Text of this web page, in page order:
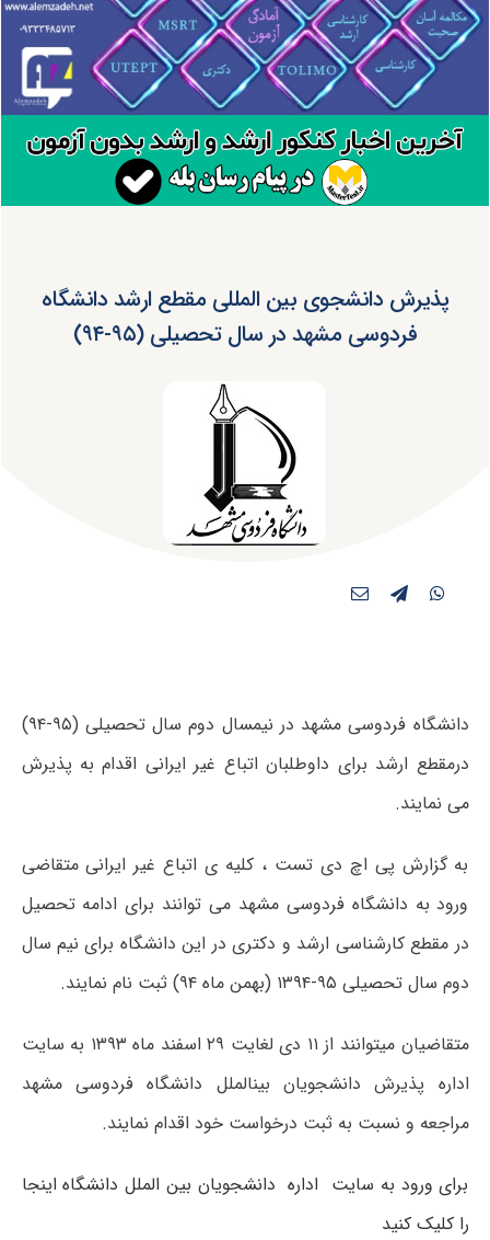
پذیرش دانشجوی بین المللی مقطع ارشد دانشگاه
فردوسی مشهد در سال تحصیلی (۹۵-۹۴)
دانشگاه فردوسی مشهد در نیمسال دوم سال تحصیلی (۹۵-۹۴)
درمقطع ارشد برای داوطلبان اتباع غیر ایرانی اقدام به پذیرش
می نمایند.
به گزارش پی اچ دی تست ، کلیه ی اتباع غیر ایرانی متقاضی
ورود به دانشگاه فردوسی مشهد می توانند برای ادامه تحصیل
در مقطع کارشناسی ارشد و دکتری در این دانشگاه برای نیم‎ سال
دوم سال تحصیلی ۹۵-۱۳۹۴ (بهمن ماه ۹۴) ثبت نام نمایند.
متقاضیان می‎توانند از ۱۱ دی لغایت ۲۹ اسفند ماه ۱۳۹۳ به سایت
اداره پذیرش دانشجویان بین‎الملل دانشگاه فردوسی مشهد
مراجعه و نسبت به ثبت درخواست خود اقدام نمایند.
برای ورود به سایت اداره دانشجویان بین الملل دانشگاه اینجا
را کلیک کنید